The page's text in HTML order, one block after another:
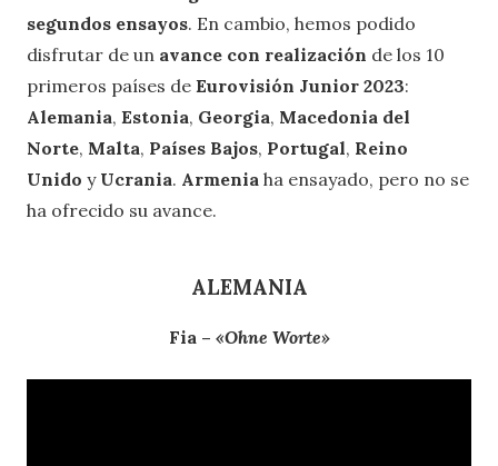
segundos ensayos. En cambio, hemos podido
disfrutar de un avance con realización de los 10
primeros países de Eurovisión Junior 2023:
Alemania, Estonia, Georgia, Macedonia del
Norte, Malta, Países Bajos, Portugal, Reino
Unido y Ucrania. Armenia ha ensayado, pero no se
ha ofrecido su avance.
ALEMANIA
Fia – «Ohne Worte»